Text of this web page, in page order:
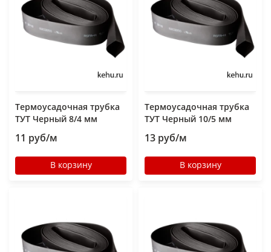
Термоусадочная трубка
ТУТ Черный 8/4 мм
11 руб/м
В корзину
Термоусадочная трубка
ТУТ Черный 10/5 мм
13 руб/м
В корзину